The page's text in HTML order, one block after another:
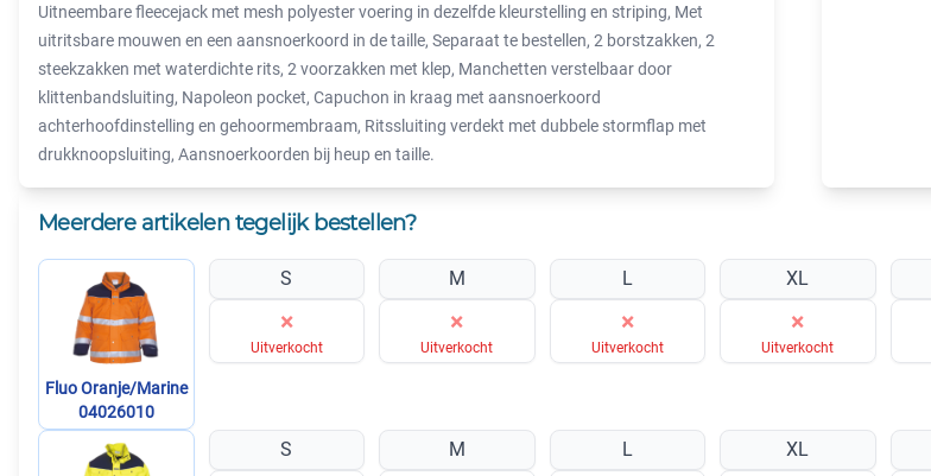
Uitneembare fleecejack met mesh polyester voering in dezelfde kleurstelling en striping, Met
uitritsbare mouwen en een aansnoerkoord in de taille, Separaat te bestellen, 2 borstzakken, 2
steekzakken met waterdichte rits, 2 voorzakken met klep, Manchetten verstelbaar door
klittenbandsluiting, Napoleon pocket, Capuchon in kraag met aansnoerkoord
achterhoofdinstelling en gehoormembraam, Ritssluiting verdekt met dubbele stormflap met
drukknoopsluiting, Aansnoerkoorden bij heup en taille.
Meerdere artikelen tegelijk bestellen?
Fluo Oranje/Marine
04026010
S
×
Uitverkocht
M
×
Uitverkocht
L
×
Uitverkocht
XL
×
Uitverkocht
S M L XL